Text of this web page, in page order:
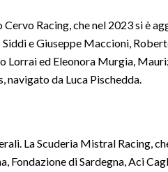
Racing, che nel 2023 si è
e Giuseppe Maccioni,
Lorrai ed Eleonora Murgia,
navigato da Luca Pischedda.
La Scuderia Mistral Racing,
Fondazione di Sardegna, Aci